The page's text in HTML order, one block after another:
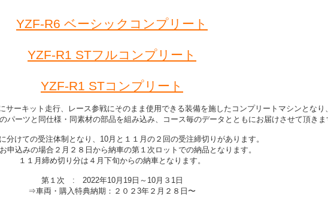
YZF-R6 ベーシックコンプリート
YZF-R1 STフルコンプリート
YZF-R1 STコンプリート
サーキット走行、レース参戦にそのまま使用できる装備を施したコンプリートマシンとな
パーツと同仕様・同素材の部品を組み込み、コース毎のデータとともにお届けさせて頂きま
分けての受注体制となり、10月と１１月の２回の受注締切りがあります。
申込みの場合２月２８日から納車の第１次ロットでの納品となります。
１１月締め切り分は４月下旬からの納車となります。
第１次 : 2022年10月19日～10月３1日
⇒車両・購入特典納期：２０２3年２月２８日〜